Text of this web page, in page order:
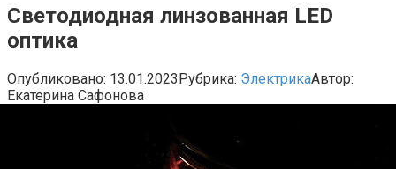
Светодиодная линзованная LED
оптика
Опубликовано: 13.01.2023Рубрика: ЭлектрикаАвтор:
Екатерина Сафонова